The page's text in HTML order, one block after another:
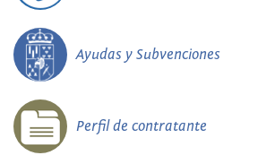
Ayudas y Subvenciones
Perfil de contratante